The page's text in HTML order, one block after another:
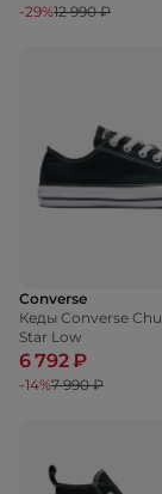
-29%12 990 ₽
Converse
Кеды Converse
Star Low
6 792 ₽
-14%7 990 ₽